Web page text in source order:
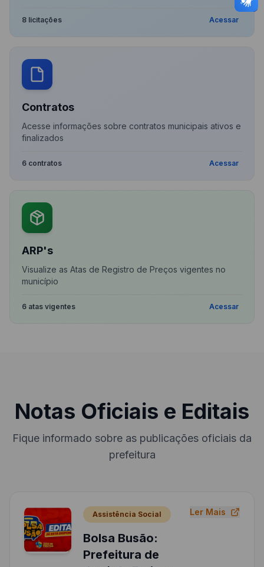
8 licitações Acessar
Contratos
Acesse informações sobre contratos municipais ativos e
finalizados
6 contratos Acessar
ARP's
Visualize as Atas de Registro de Preços vigentes no
município
6 atas vigentes Acessar
Notas Oficiais e Editais
Fique informado sobre as publicações oficiais da
prefeitura
Assistência Social
Bolsa Busão:
Prefeitura de
Ler Mais